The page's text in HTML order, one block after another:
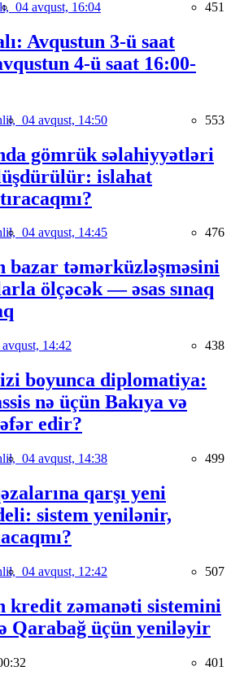
04 avqust, 16:04 451
Avqustun 3-ü saat
4-ü saat 16:00-
04 avqust, 14:50 553
gömrük səlahiyyətləri
islahat
04 avqust, 14:45 476
bazar təmərküzləşməsini
ölçəcək — əsas sınaq
14:42 438
boyunca diplomatiya:
nə üçün Bakıya və
edir?
04 avqust, 14:38 499
qarşı yeni
sistem yenilənir,
04 avqust, 12:42 507
kredit zəmanəti sistemini
Qarabağ üçün yeniləyir
401